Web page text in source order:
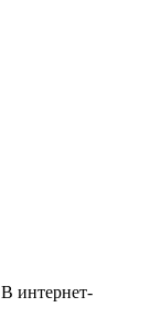
интернет-